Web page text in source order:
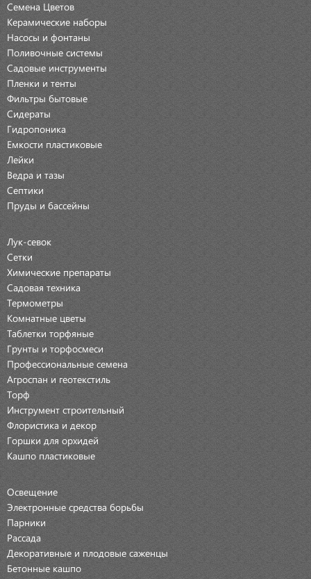
Семена Цветов
Керамические наборы
Насосы и фонтаны
Поливочные системы
Садовые инструменты
Пленки и тенты
Фильтры бытовые
Сидераты
Гидропоника
Емкости пластиковые
Лейки
Ведра и тазы
Септики
Пруды и бассейны
Лук-севок
Сетки
Химические препараты
Садовая техника
Термометры
Комнатные цветы
Таблетки торфяные
Грунты и торфосмеси
Профессиональные семена
Агроспан и геотекстиль
Торф
Инструмент строительный
Флористика и декор
Горшки для орхидей
Кашпо пластиковые
Освещение
Электронные средства борьбы
Парники
Рассада
Декоративные и плодовые саженцы
Бетонные кашпо